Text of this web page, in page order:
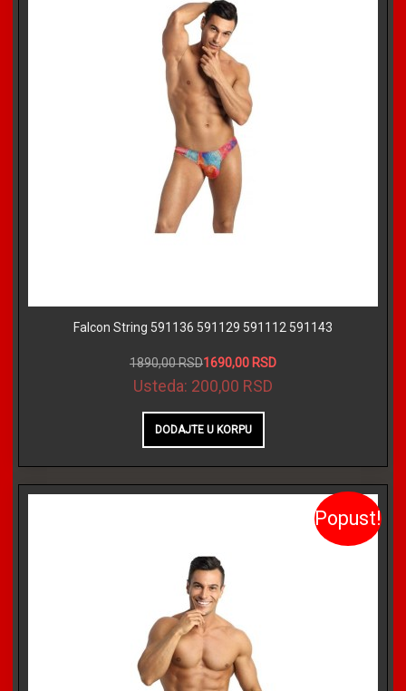
Falcon String 591136 591129 591112 591143
1890,00 RSD1690,00 RSD
Usteda: 200,00 RSD
Popust!